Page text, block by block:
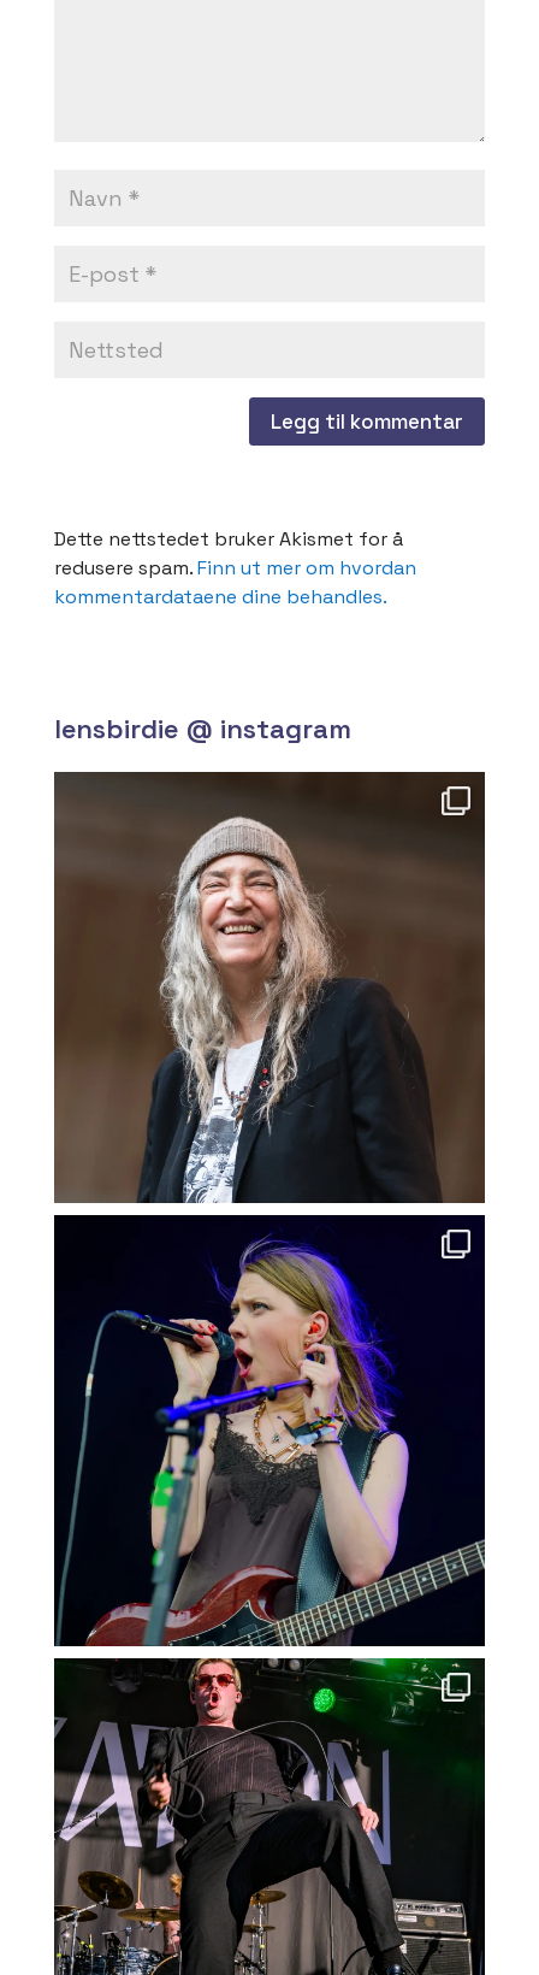
Dette nettstedet bruker Akismet for å
redusere spam.Finn ut mer om hvordan
kommentardataene dine behandles.
lensbirdie @ instagram